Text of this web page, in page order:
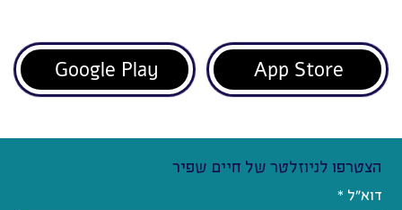
Google Play App Store
הצטרפו לניוזלטר של חיים שפיר
דוא"ל *